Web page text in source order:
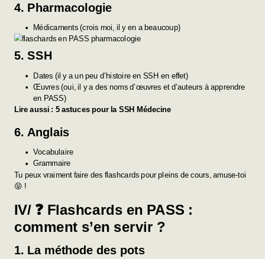
4. Pharmacologie
Médicaments (crois moi, il y en a beaucoup)
5. SSH
Dates (il y a un peu d’histoire en SSH en effet)
Œuvres (oui, il y a des noms d’œuvres et d’auteurs à apprendre
en PASS)
Lire aussi : 5 astuces pour la SSH Médecine
6. Anglais
Vocabulaire
Grammaire
Tu peux vraiment faire des flashcards pour pleins de cours, amuse-toi
😝 !
IV/ ❓ Flashcards en PASS :
comment s’en servir ?
1. La méthode des pots